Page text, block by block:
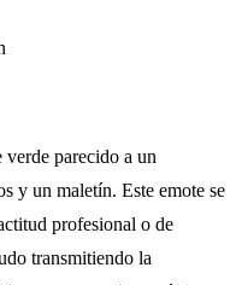
verde parecido a un
y un maletín. Este emote se
profesional o de
transmitiendo la